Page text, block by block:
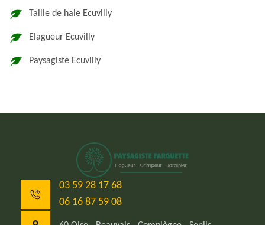
Taille de haie Ecuvilly
Elagueur Ecuvilly
Paysagiste Ecuvilly
03 59 28 17 68
06 16 87 59 08